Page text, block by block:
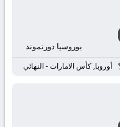
بوروسيا دورتموند
أوروبا, كأس الامارات - النهائي